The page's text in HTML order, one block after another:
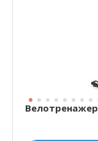
Велотренажер